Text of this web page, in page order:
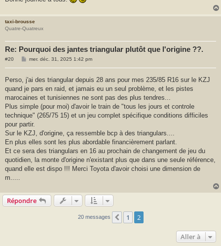
taxi-brousse
Quatre-Quatreux
Re: Pourquoi des jantes triangular plutôt que l'origine ??.
#20
M
s
a
g
e
mer. déc. 31, 2025 1:42 pm
Perso, j'ai des triangular depuis 28 ans pour mes 235/85 R16 sur le KZJ
quand je pars en raid, et jamais eu un seul problème, et les pistes
marocaines et tunisiennes ne sont pas des plus tendres...
Plus simple (pour moi) d'avoir le train de "tous les jours et controle
technique" (265/75 15) et un jeu complet spécifique conditions difficiles
pour partir.
Sur le KZJ, d'origine, ça ressemble bcp à des triangulars....
En plus elles sont les plus abordable financièrement parlant.
Et ce sera des triangulars en 16 au prochain de changement de jeu du
quotidien, la monte d'origine n'existant plus que dans une seule référence,
quand elle est dispo !!! Merci Toyota d'avoir choisi une dimension de
m.....
Répondre
20 messages Précédente
1 2
Aller à